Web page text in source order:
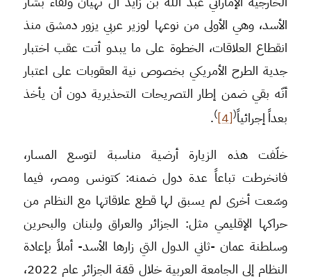
الأسد، وهي الأولى من نوعها لوزير عربي يزور دمشق منذ
انقطاع العلاقات، الخطوة على ما يبدو أتت عقب اختبار
جدية الطرح الأمريكي بخصوص نية العقوبات على اعتبار
أنّه بقي ضمن إطار التصريحات التحذيرية دون أن يأخذ
بعداً إجرائياً(
[4]
)
.
خلّفت هذه الزيارة أرضية مناسبة لتوسع المسار،
فانخرطت تباعاً عدة دول ضمنه: كتونس ومصر، فيما
وسّعت أخرى لم يسبق لها قطع علاقاتها مع النظام من
حراكها الإقليمي مثل: الجزائر والعراق ولبنان والبحرين
وسلطنة عمان -ثاني الدول التي زارها الأسد- أملاً بإعادة
النظام إلى الجامعة العربية خلال قمّة الجزائر عام 2022،